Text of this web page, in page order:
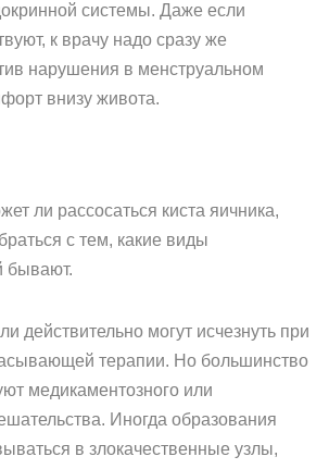
системы. Даже если
к врачу надо сразу же
нарушения в менструальном
внизу живота.
ли рассосаться киста яичника,
с тем, какие виды
бывают.
действительно могут исчезнуть при
терапии. Но большинство
медикаментозного или
Иногда образования
в злокачественные узлы,